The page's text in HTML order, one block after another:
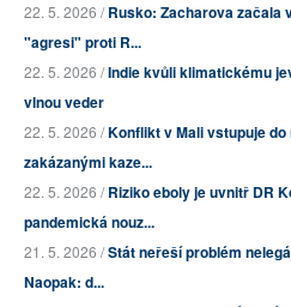
22. 5. 2026 /Rusko: Zacharova začala
"agresi" proti R...
22. 5. 2026 /Indie kvůli klimatickému
vlnou veder
22. 5. 2026 /Konflikt v Mali vstupuje
zakázanými kaze...
22. 5. 2026 /Riziko eboly je uvnitř DR
pandemická nouz...
21. 5. 2026 /Stát neřeší problém
Naopak: d...